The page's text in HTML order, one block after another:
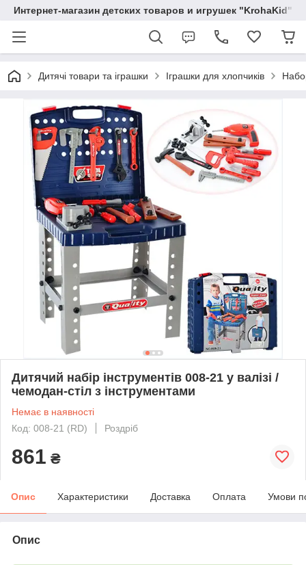
Интернет-магазин детских товаров и игрушек "KrohaKid"
Дитячі товари та іграшки Іграшки для хлопчиків
Дитячий набір інструментів 008-21 у валізі /
чемодан-стіл з інструментами
Немає в наявності
Код: 008-21 (RD)
Роздріб
861 ₴
Опис Характеристики Доставка Оплата Умови
Опис